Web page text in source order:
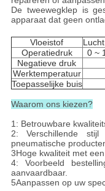
De tweewegklep is
apparaat dat geen
Vloeistof
Operatiedruk
0 ~
Negatieve druk
Werktemperatuur
Toepasselijke buis
Waarom ons kiezen?
1: Betrouwbare
2: Verschillende
pneumatische
3Hoge kwaliteit met
4: Voorbeeld
aanvaardbaar.
5Aanpassen op uw